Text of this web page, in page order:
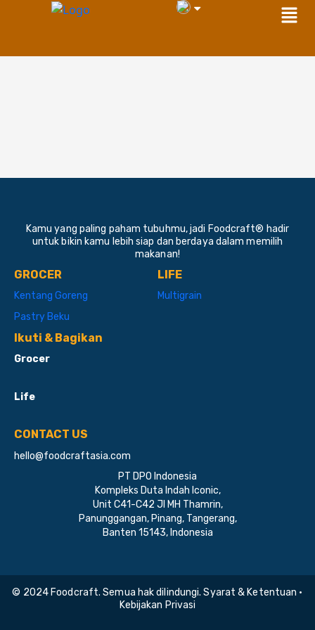
Kamu yang paling paham tubuhmu, jadi Foodcraft® hadir
untuk bikin kamu lebih siap dan berdaya dalam memilih
makanan!
GROCER
Kentang Goreng
Pastry Beku
LIFE
Multigrain
Ikuti & Bagikan
Grocer
Life
CONTACT US
hello@foodcraftasia.com
PT DPO Indonesia
Kompleks Duta Indah Iconic,
Unit C41-C42 Jl MH Thamrin,
Panunggangan, Pinang, Tangerang,
Banten 15143, Indonesia
© 2024 Foodcraft. Semua hak dilindungi. Syarat & Ketentuan •
Kebijakan Privasi